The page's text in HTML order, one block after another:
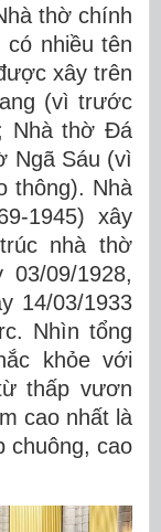
thờ chính
nhiều tên
xây trên
(vì trước
Nhà thờ Đá
Ngã Sáu (vì
thông). Nhà
1945) xây
nhà thờ
09/1928,
14/03/1933
Nhìn tổng
khỏe với
thấp vươn
cao nhất là
chuông, cao